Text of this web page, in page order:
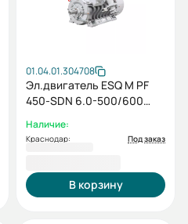
01.04.01.304708
Эл.двигатель ESQ M PF
450-SDN 6.0-500/600
Наличие:
Краснодар: Под заказ
В корзину